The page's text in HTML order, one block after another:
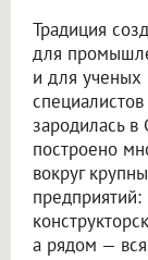
Традиция
для
и для ученых
зародилась
построено
вокруг
а рядом —